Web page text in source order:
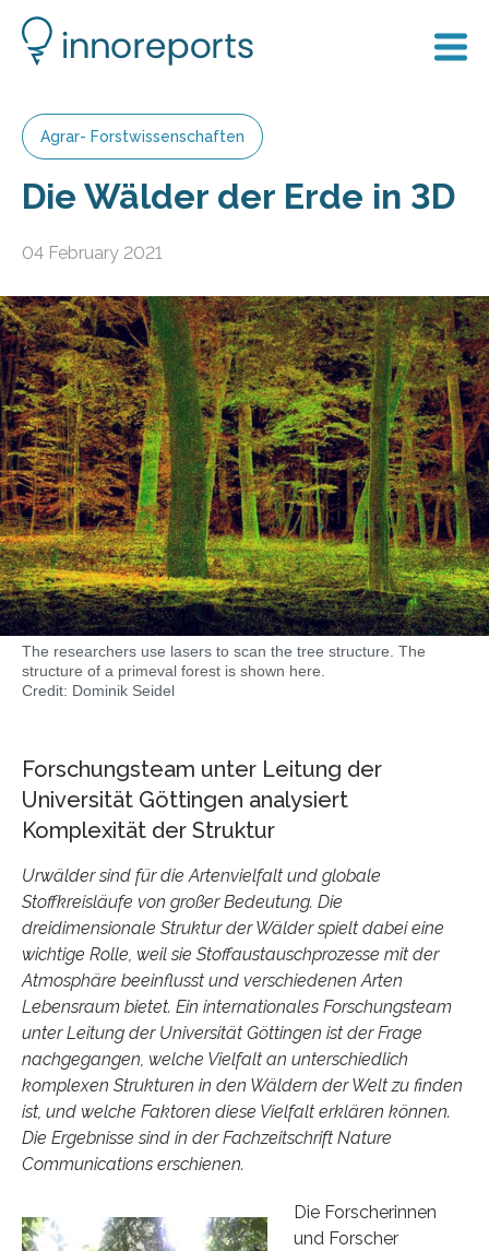
Agrar- Forstwissenschaften
Die Wälder der Erde in 3D
04 February 2021
The researchers use lasers to scan the tree structure. The
structure of a primeval forest is shown here.
Credit: Dominik Seidel
Forschungsteam unter Leitung der
Universität Göttingen analysiert
Komplexität der Struktur
Urwälder sind für die Artenvielfalt und globale
Stoffkreisläufe von großer Bedeutung. Die
dreidimensionale Struktur der Wälder spielt dabei eine
wichtige Rolle, weil sie Stoffaustauschprozesse mit der
Atmosphäre beeinflusst und verschiedenen Arten
Lebensraum bietet. Ein internationales Forschungsteam
unter Leitung der Universität Göttingen ist der Frage
nachgegangen, welche Vielfalt an unterschiedlich
komplexen Strukturen in den Wäldern der Welt zu finden
ist, und welche Faktoren diese Vielfalt erklären können.
Die Ergebnisse sind in der Fachzeitschrift Nature
Communications erschienen.
Die Forscherinnen
und Forscher